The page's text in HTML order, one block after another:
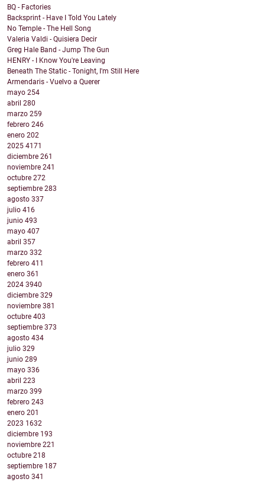
BQ - Factories
Backsprint - Have I Told You Lately
No Temple - The Hell Song
Valeria Valdi - Quisiera Decir
Greg Hale Band - Jump The Gun
HENRY - I Know You're Leaving
Beneath The Static - Tonight, I'm Still Here
Armendaris - Vuelvo a Querer
mayo 254
abril 280
marzo 259
febrero 246
enero 202
2025 4171
diciembre 261
noviembre 241
octubre 272
septiembre 283
agosto 337
julio 416
junio 493
mayo 407
abril 357
marzo 332
febrero 411
enero 361
2024 3940
diciembre 329
noviembre 381
octubre 403
septiembre 373
agosto 434
julio 329
junio 289
mayo 336
abril 223
marzo 399
febrero 243
enero 201
2023 1632
diciembre 193
noviembre 221
octubre 218
septiembre 187
agosto 341